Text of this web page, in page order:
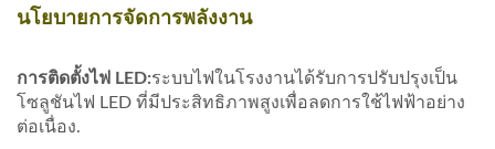
นโยบายการจัดการพลังงาน
การติดตั้งไฟ LED:ระบบไฟในโรงงานได้รับการปรับปรุงเป็น
โซลูชันไฟ LED ที่มีประสิทธิภาพสูงเพื่อลดการใช้ไฟฟ้าอย่าง
ต่อเนื่อง.